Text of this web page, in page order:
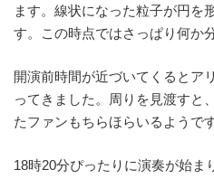
ます。線状になった粒子が円を
す。この時点ではさっぱり何か
開演前時間が近づいてくるとア
ってきました。周りを見渡すと
たファンもちらほらいるようです
18時20分ぴったりに演奏が始ま